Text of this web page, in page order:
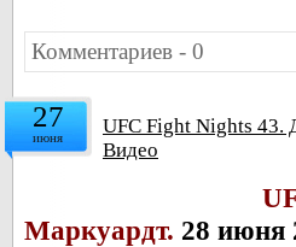
Комментариев - 0
27
июня
UFC Fight Nights 43.
Видео
Маркуардт. 28 июня